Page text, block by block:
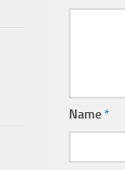
Name*